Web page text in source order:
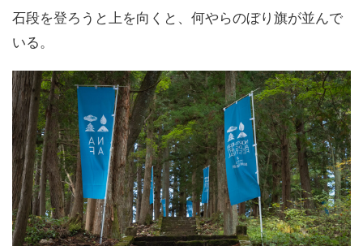
石段を登ろうと上を向くと、何やらのぼり旗が並んで
いる。